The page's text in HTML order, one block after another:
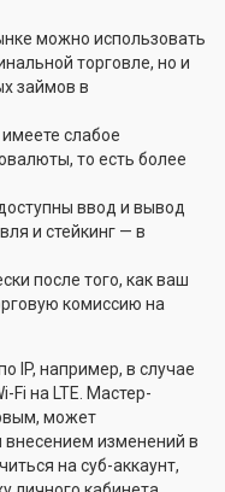
можно использовать
торговле, но и
займов в
слабое
то есть более
ввод и вывод
и стейкинг — в
после того, как ваш
комиссию на
IP, например, в случае
Fi на LTE. Мастер-
может
изменений в
на суб-аккаунт,